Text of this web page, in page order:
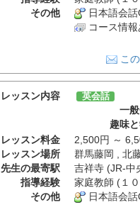
その他
日本語会話
コース情報
こ
レッスン内容 英会話
一
趣味
レッスン料金
2,500円 ～
レッスン場所
群馬藤岡 , 北
先生の最寄駅
吉祥寺 (JR-
指導経験
家庭教師 (１
その他
日本語会話